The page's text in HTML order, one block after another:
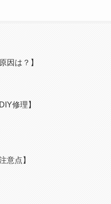
因は？】
修理】
意点】